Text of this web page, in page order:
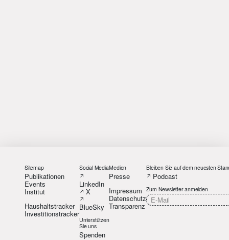
Sitemap
Publikationen
Events
Institut
Haushaltstracker
Investitionstracker
Social Media
LinkedIn
X
BlueSky
Unterstützen
Sie uns
Spenden
Medien
Presse
Impressum
Datenschutz
Transparenz
Bleiben Sie auf dem neuesten
Podcast
Zum Newsletter anmelden